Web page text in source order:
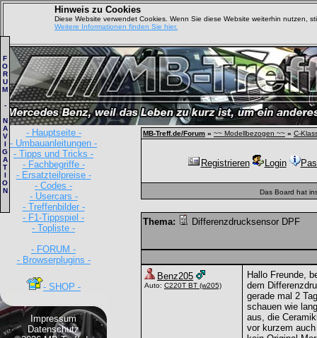
Hinweis zu Cookies
Diese Website verwendet Cookies. Wenn Sie diese Website weiterhin nutzen,
Weitere Informationen finden Sie hier.
- Hauptseite -
- Umbauanleitungen -
- Tipps und Tricks -
- Fachbegriffe -
- Ersatzteilpreise -
- Codes -
- Usercars -
- Treffenbilder -
- F1-Tippspiel -
- Topliste -
- FORUM -
- Browserplugins -
- SHOP -
Impressum
Datenschutz
F
O
R
U
M
-
N
A
V
I
G
A
T
I
O
N
MB-Treff.de/Forum » ~~ Modellbezogen ~~ » C-
Registrieren Login
Das Board hat
Thema: Differenzdrucksensor DPF
Benz205
Auto: C220T BT (w205)
Hallo Freunde,
dem
gerade mal 2
schauen wie
aus, die
vor kurzem